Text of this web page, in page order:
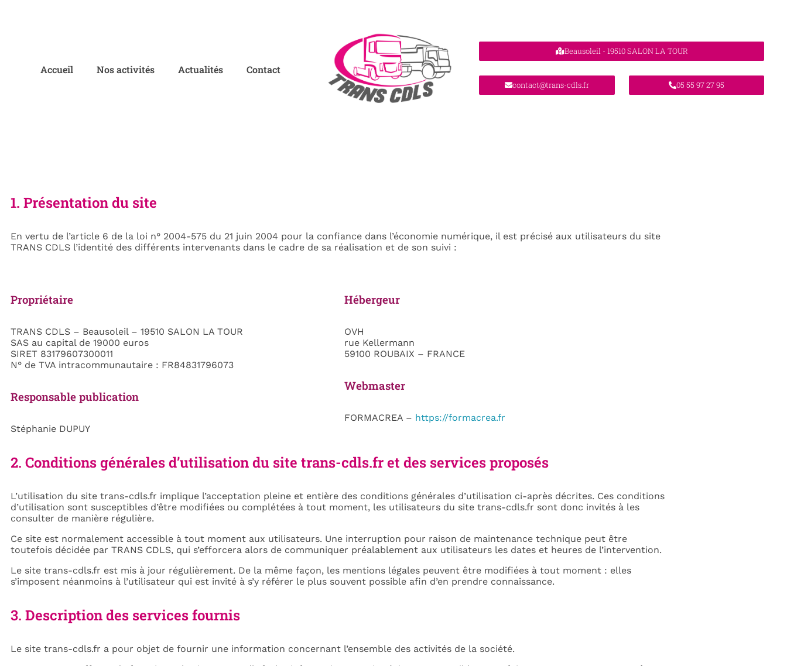
Accueil Nos activités Actualités Contact
Beausoleil - 19510 SALON LA TOUR
contact@trans-cdls.fr 05 55 97 27 95
1. Présentation du site
En vertu de l’article 6 de la loi n° 2004-575 du 21 juin 2004 pour la confiance dans l’économie numérique, il est précisé aux utilisateurs du site
TRANS CDLS l’identité des différents intervenants dans le cadre de sa réalisation et de son suivi :
Propriétaire
TRANS CDLS – Beausoleil – 19510 SALON LA TOUR
SAS au capital de 19000 euros
SIRET 83179607300011
N° de TVA intracommunautaire : FR84831796073
Responsable publication
Stéphanie DUPUY
Hébergeur
OVH
rue Kellermann
59100 ROUBAIX – FRANCE
Webmaster
FORMACREA – https://formacrea.fr
2. Conditions générales d’utilisation du site trans-cdls.fr et des services proposés
L’utilisation du site trans-cdls.fr implique l’acceptation pleine et entière des conditions générales d’utilisation ci-après décrites. Ces conditions
d’utilisation sont susceptibles d’être modifiées ou complétées à tout moment, les utilisateurs du site trans-cdls.fr sont donc invités à les
consulter de manière régulière.
Ce site est normalement accessible à tout moment aux utilisateurs. Une interruption pour raison de maintenance technique peut être
toutefois décidée par TRANS CDLS, qui s’efforcera alors de communiquer préalablement aux utilisateurs les dates et heures de l’intervention.
Le site trans-cdls.fr est mis à jour régulièrement. De la même façon, les mentions légales peuvent être modifiées à tout moment : elles
s’imposent néanmoins à l’utilisateur qui est invité à s’y référer le plus souvent possible afin d’en prendre connaissance.
3. Description des services fournis
Le site trans-cdls.fr a pour objet de fournir une information concernant l’ensemble des activités de la société.